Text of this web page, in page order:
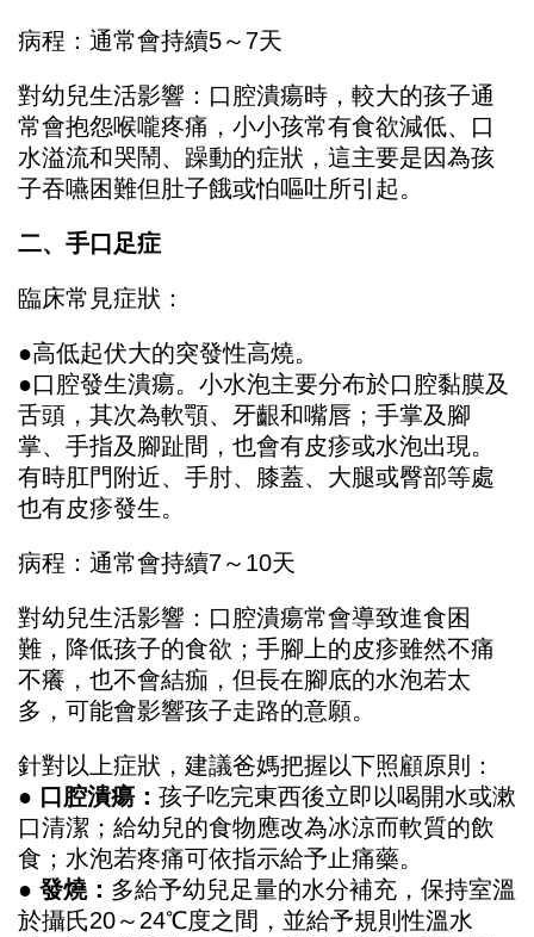
病程：通常會持續5～7天
對幼兒生活影響：口腔潰瘍時，較大的孩子通
常會抱怨喉嚨疼痛，小小孩常有食欲減低、口
水溢流和哭鬧、躁動的症狀，這主要是因為孩
子吞嚥困難但肚子餓或怕嘔吐所引起。
二、手口足症
臨床常見症狀：
●高低起伏大的突發性高燒。
●口腔發生潰瘍。小水泡主要分布於口腔黏膜及
舌頭，其次為軟顎、牙齦和嘴唇；手掌及腳
掌、手指及腳趾間，也會有皮疹或水泡出現。
有時肛門附近、手肘、膝蓋、大腿或臀部等處
也有皮疹發生。
病程：通常會持續7～10天
對幼兒生活影響：口腔潰瘍常會導致進食困
難，降低孩子的食欲；手腳上的皮疹雖然不痛
不癢，也不會結痂，但長在腳底的水泡若太
多，可能會影響孩子走路的意願。
針對以上症狀，建議爸媽把握以下照顧原則：
● 口腔潰瘍： 孩子吃完東西後立即以喝開水或漱
口清潔；給幼兒的食物應改為冰涼而軟質的飲
食；水泡若疼痛可依指示給予止痛藥。
● 發燒： 多給予幼兒足量的水分補充，保持室溫
於攝氏20～24℃度之間，並給予規則性溫水